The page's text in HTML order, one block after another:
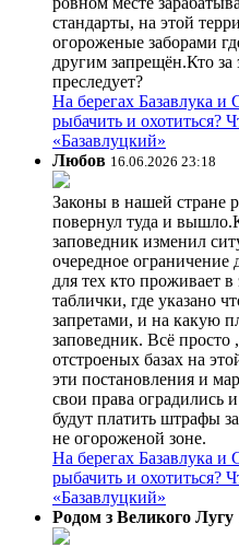
стандарты, на этой
огороженые заборами
другим запрещён.Кто за
преследует?
На берегах Базавлука и
рыбачить и охотиться?
«Базавлуцкий»
Любов 16.06.2026 23:18
Законы в нашей стране
повернул туда и
заповедник изменил
очередное
для тех кто проживает
таблички, где указано
запретами, и на какую
заповедник. Всё
отстроеных базах на
эти постановления и
свои права оградились
будут платить штрафы
не огороженой зоне.
На берегах Базавлука и
рыбачить и охотиться?
«Базавлуцкий»
Родом з Великого Лугу